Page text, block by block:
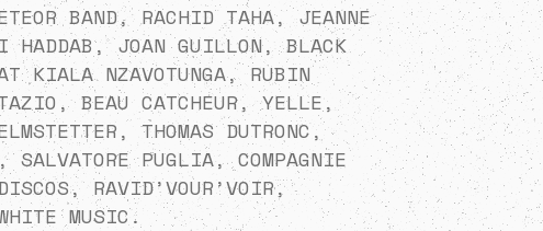
BAND, RACHID TAHA, JEANNE
JOAN GUILLON, BLACK
NZAVOTUNGA, RUBIN
BEAU CATCHEUR, YELLE,
THOMAS DUTRONC,
SALVATORE PUGLIA, COMPAGNIE
RAVID’VOUR’VOIR,
MUSIC.